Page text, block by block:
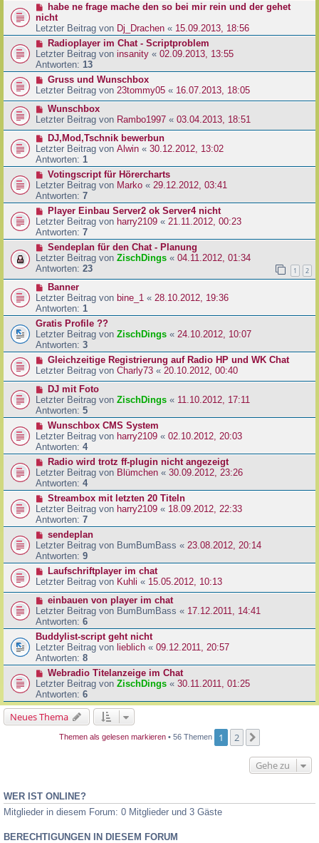
habe ne frage mache den so bei mir rein und der gehet
nicht
Letzter Beitrag von Dj_Drachen « 15.09.2013, 18:56
Radioplayer im Chat - Scriptproblem
Letzter Beitrag von insanity « 02.09.2013, 13:55
Antworten: 13
Gruss und Wunschbox
Letzter Beitrag von 23tommy05 « 16.07.2013, 18:05
Wunschbox
Letzter Beitrag von Rambo1997 « 03.04.2013, 18:51
DJ,Mod,Tschnik bewerbun
Letzter Beitrag von Alwin « 30.12.2012, 13:02
Antworten: 1
Votingscript für Hörercharts
Letzter Beitrag von Marko « 29.12.2012, 03:41
Antworten: 7
Player Einbau Server2 ok Server4 nicht
Letzter Beitrag von harry2109 « 21.11.2012, 00:23
Antworten: 7
Sendeplan für den Chat - Planung
Letzter Beitrag von ZischDings « 04.11.2012, 01:34
Antworten: 23 1 2
Banner
Letzter Beitrag von bine_1 « 28.10.2012, 19:36
Antworten: 1
Gratis Profile ??
Letzter Beitrag von ZischDings « 24.10.2012, 10:07
Antworten: 3
Gleichzeitige Registrierung auf Radio HP und WK Chat
Letzter Beitrag von Charly73 « 20.10.2012, 00:40
DJ mit Foto
Letzter Beitrag von ZischDings « 11.10.2012, 17:11
Antworten: 5
Wunschbox CMS System
Letzter Beitrag von harry2109 « 02.10.2012, 20:03
Antworten: 4
Radio wird trotz ff-plugin nicht angezeigt
Letzter Beitrag von Blümchen « 30.09.2012, 23:26
Antworten: 4
Streambox mit letzten 20 Titeln
Letzter Beitrag von harry2109 « 18.09.2012, 22:33
Antworten: 7
sendeplan
Letzter Beitrag von BumBumBass « 23.08.2012, 20:14
Antworten: 9
Laufschriftplayer im chat
Letzter Beitrag von Kuhli « 15.05.2012, 10:13
einbauen von player im chat
Letzter Beitrag von BumBumBass « 17.12.2011, 14:41
Antworten: 6
Buddylist-script geht nicht
Letzter Beitrag von lieblich « 09.12.2011, 20:57
Antworten: 8
Webradio Titelanzeige im Chat
Letzter Beitrag von ZischDings « 30.11.2011, 01:25
Antworten: 6
Neues Thema
Themen als gelesen markieren • 56 Themen 1 2
Gehe zu
WER IST ONLINE?
Mitglieder in diesem Forum: 0 Mitglieder und 3 Gäste
BERECHTIGUNGEN IN DIESEM FORUM